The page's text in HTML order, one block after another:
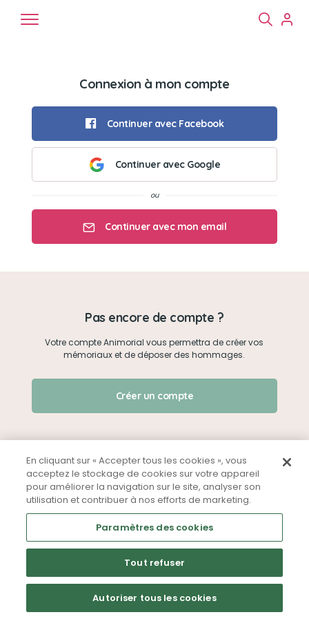
Chats
Créer un mémorial
Qui sommes-nous ?
Nous contacter
Partager sur Facebook
Connexion à mon compte
Continuer avec Facebook
Continuer avec Google
Continuer avec mon email
Je me connecte
Pas encore de compte ?
Votre compte Animorial vous permettra de créer vos
mémoriaux et de déposer des hommages.
Créer un compte
Mentions légales CGU Politique de confidentialité
En cliquant sur « Accepter tous les cookies », vous
acceptez le stockage de cookies sur votre appareil
pour améliorer la navigation sur le site, analyser son
utilisation et contribuer à nos efforts de marketing.
Paramètres des cookies
Tout refuser
Autoriser tous les cookies